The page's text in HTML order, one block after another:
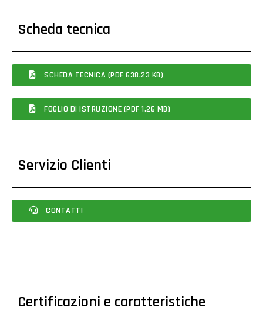
Scheda tecnica
SCHEDA TECNICA (PDF 638.23 KB)
FOGLIO DI ISTRUZIONE (PDF 1.26 MB)
Servizio Clienti
CONTATTI
Certificazioni e caratteristiche